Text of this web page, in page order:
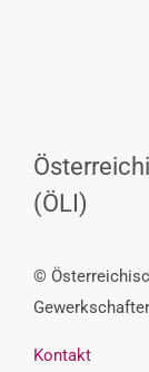
(ÖLI)
©
Kontakt